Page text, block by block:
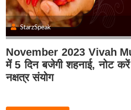
StarzSpeak
November 2023 Vivah
में 5 दिन बजेगी शहनाई, नोट करें
नक्षत्र संयोग